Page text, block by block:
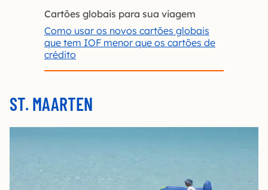
Cartões globais para sua viagem
Como usar os novos cartões globais
que tem IOF menor que os cartões de
crédito
ST. MAARTEN